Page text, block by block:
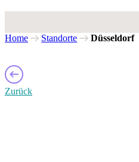
Home Standorte Düsseldorf
Zurück